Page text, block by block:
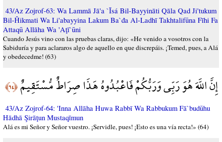
43/Az Zojrof-63: Wa Lammā Jā'a `Īsá Bil-Bayyināti Qāla Qad Ji'tukum
Bil-Ĥikmati Wa Li'abayyina Lakum Ba`đa Al-Ladhī Takhtalifūna Fīhi Fa
Attaqū Allāha Wa 'Aţī`ūni
Cuando Jesús vino con las pruebas claras, dijo: «He venido a vosotros con la
Sabiduría y para aclararos algo de aquello en que discrepáis. ¡Temed, pues, a Alá
y obedecedme! (63)
إِنَّ اللَّهَ هُوَ رَبِّي وَرَبُّكُمْ فَاعْبُدُوهُ هَذَا صِرَاطٌ مُّسْتَقِيمٌ﴿٦٤﴾
43/Az Zojrof-64: 'Inna Allāha Huwa Rabbī Wa Rabbukum Fā`budūhu
Hādhā Şirāţun Mustaqīmun
Alá es mi Señor y Señor vuestro. ¡Servidle, pues! ¡Esto es una vía recta!» (64)